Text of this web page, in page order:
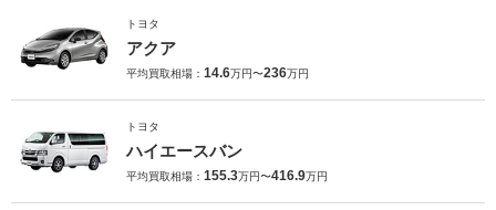
トヨタ
アクア
平均買取相場： 14.6万円〜236万円
トヨタ
ハイエースバン
平均買取相場： 155.3万円〜416.9万円